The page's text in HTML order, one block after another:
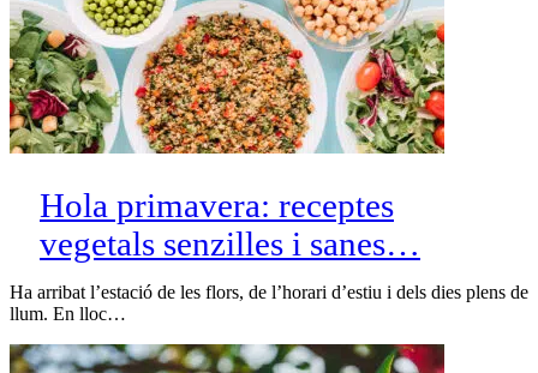
Hola primavera: receptes
vegetals senzilles i sanes…
Ha arribat l’estació de les flors, de l’horari d’estiu i dels dies plens de
llum. En lloc…